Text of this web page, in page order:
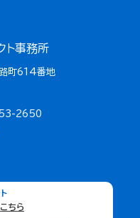
ト事務所
町614番地
2650
こちら